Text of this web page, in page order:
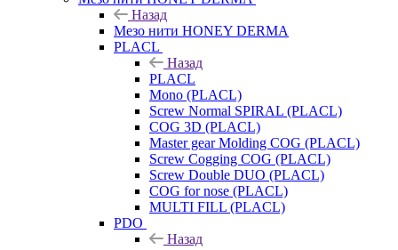
Назад
Мезо нити HONEY DERMA
PLACL
Назад
PLACL
Mono (PLACL)
Screw Normal SPIRAL (PLACL)
COG 3D (PLACL)
Master gear Molding COG (PLACL)
Screw Cogging COG (PLACL)
Screw Double DUO (PLACL)
COG for nose (PLACL)
MULTI FILL (PLACL)
PDO
Назад